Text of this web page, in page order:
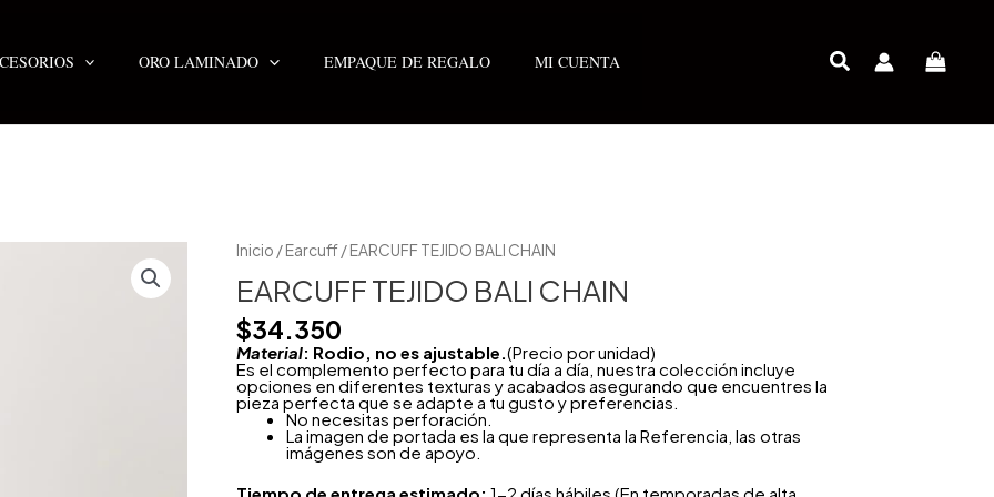
ORO LAMINADO EMPAQUE DE REGALO MI CUENTA
Inicio /Earcuff/ EARCUFF TEJIDO BALI CHAIN
EARCUFF TEJIDO BALI CHAIN
$34.350
Material: Rodio, no es ajustable.(Precio por unidad)
Es el complemento perfecto para tu día a día, nuestra colección incluye
opciones en diferentes texturas y acabados asegurando que encuentres la
pieza perfecta que se adapte a tu gusto y preferencias.
No necesitas perforación.
La imagen de portada es la que representa la Referencia, las otras
imágenes son de apoyo.
EARCUFF
TEJIDO
BALI
CHAIN
cantidad